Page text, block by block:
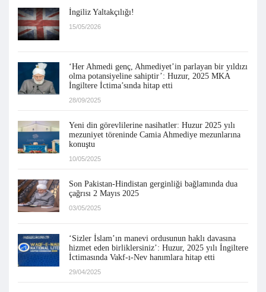
İngiliz Yaltakçılığı!
15/05/2026
‘Her Ahmedi genç, Ahmediyet’in parlayan bir yıldızı
olma potansiyeline sahiptir’: Huzur, 2025 MKA
İngiltere İctima’sında hitap etti
28/09/2025
Yeni din görevlilerine nasihatler: Huzur 2025 yılı
mezuniyet töreninde Camia Ahmediye mezunlarına
konuştu
10/05/2025
Son Pakistan-Hindistan gerginliği bağlamında dua
çağrısı 2 Mayıs 2025
03/05/2025
‘Sizler İslam’ın manevi ordusunun haklı davasına
hizmet eden birliklersiniz’: Huzur, 2025 yılı İngiltere
İctimasında Vakf-ı-Nev hanımlara hitap etti
29/04/2025